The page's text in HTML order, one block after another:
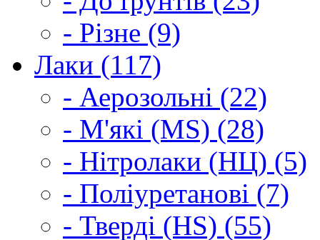
- Різне (9)
Лаки (117)
- Аерозольні (22)
- М'які (MS) (28)
- Нітролаки (НЦ) (5)
- Поліуретанові (7)
- Тверді (HS) (55)